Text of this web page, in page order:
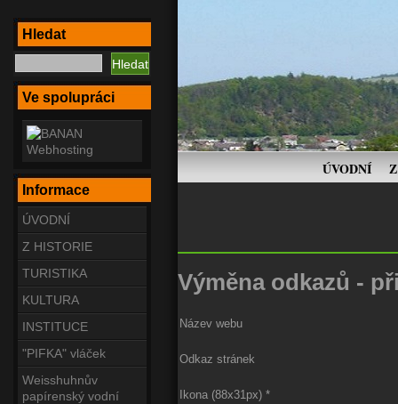
ÚVODNÍ
Hledat
Ve spolupráci
Informace
ÚVODNÍ
Z HISTORIE
TURISTIKA
KULTURA
INSTITUCE
"PIFKA" vláček
Weisshuhnův
papírenský vodní
Výměna odkazů -
Název webu
Odkaz stránek
Ikona (88x31px) *